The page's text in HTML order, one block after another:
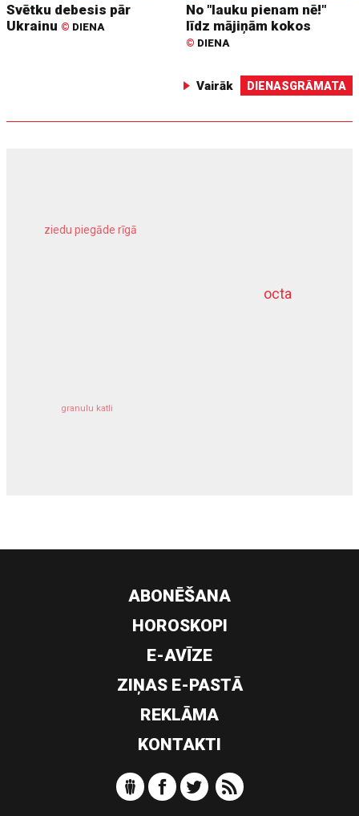
Svētku debesis pār
Ukrainu © DIENA
No "lauku pienam nē!"
līdz mājiņām kokos
© DIENA
Vairāk DIENASGRĀMATA
octa
ziedu piegāde rīgā
granulu katli
dziļurbums
ABONĒŠANA
HOROSKOPI
E-AVĪZE
ZIŅAS E-PASTĀ
REKLĀMA
KONTAKTI